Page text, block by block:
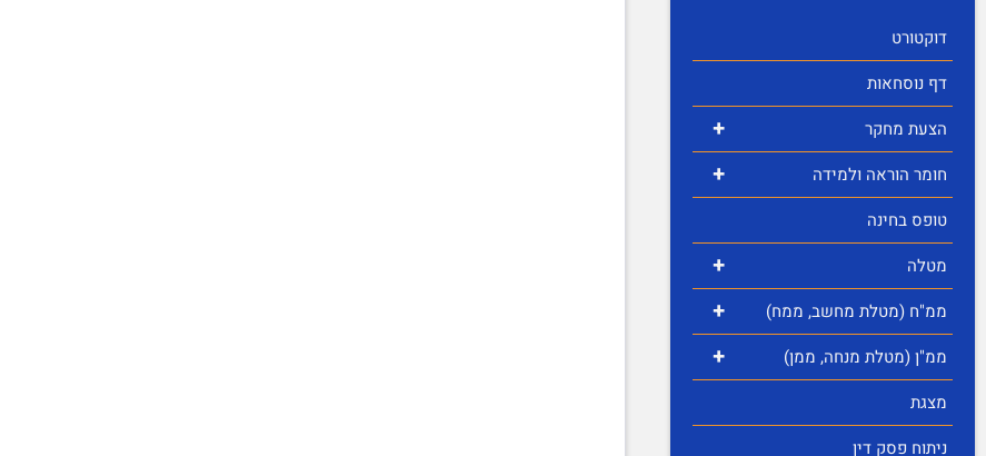
דוקטורט
דף נוסחאות
+ הצעת מחקר
+
חומר הוראה ולמידה
טופס בחינה
+ מטלה
+ ממ"ח (מטלת מחשב, ממח)
+
ממ"ן (מטלת מנחה, ממן)
מצגת
ניתוח פסק דין